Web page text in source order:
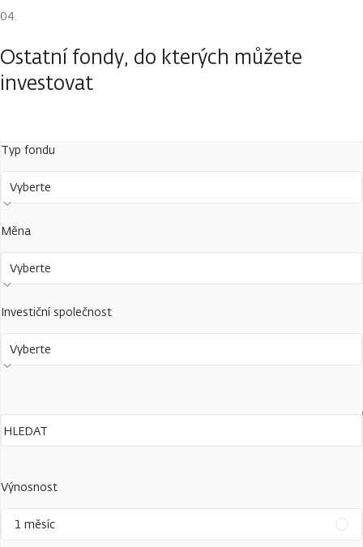
Ostatní fondy, do kterých můžete
investovat
Typ fondu
Vyberte
Měna
Vyberte
Investiční společnost
Vyberte
Výnosnost
1 měsíc